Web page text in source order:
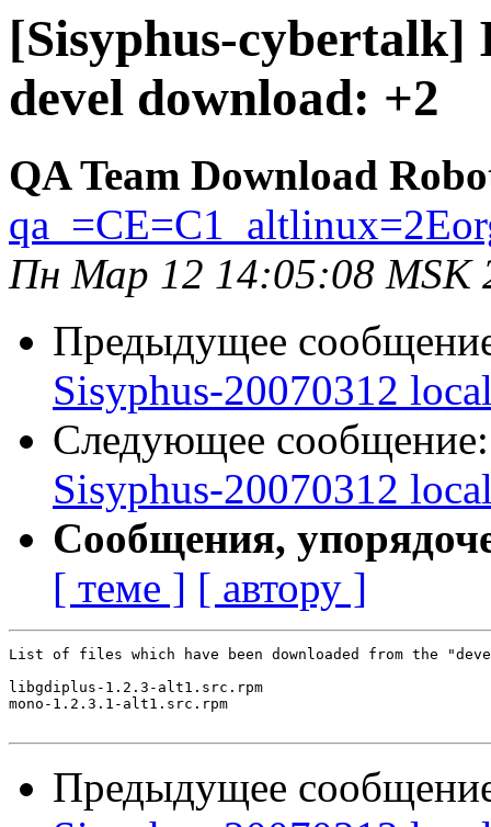
[Sisyphus-cybertalk]
devel download: +2
QA Team Download
Пн Мар 12 14:05:08 MSK
Предыдущее
Sisyphus-20070312
Следующее
Sisyphus-20070312
Сообщения,
[ теме ] [ автору ]
List of files which have been downloaded from the
libgdiplus-1.2.3-alt1.src.rpm
mono-1.2.3.1-alt1.src.rpm
Предыдущее